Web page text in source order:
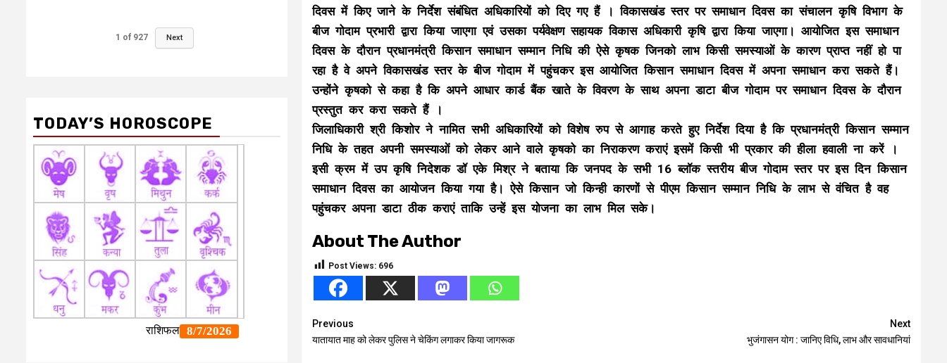
दिवस में किए जाने के निर्देश संबंधित अधिकारियों को दिए गए हैं । विकासखंड स्तर पर समाधान दिवस का संचालन कृषि विभाग के
बीज गोदाम प्रभारी द्वारा किया जाएगा एवं उसका पर्यवेक्षण सहायक विकास अधिकारी कृषि द्वारा किया जाएगा। आयोजित इस समाधान
दिवस के दौरान प्रधानमंत्री किसान समाधान सम्मान निधि की ऐसे कृषक जिनको लाभ किसी समस्याओं के कारण प्राप्त नहीं हो पा
रहा है वे अपने विकासखंड स्तर के बीज गोदाम में पहुंचकर इस आयोजित किसान समाधान दिवस में अपना समाधान करा सकते हैं।
उन्होंने कृषको से कहा है कि अपने आधार कार्ड बैंक खाते के विवरण के साथ अपना डाटा बीज गोदाम पर समाधान दिवस के दौरान
प्रस्तुत कर करा सकते हैं ।
जिलाधिकारी श्री किशोर ने नामित सभी अधिकारियों को विशेष रुप से आगाह करते हुए निर्देश दिया है कि प्रधानमंत्री किसान सम्मान
निधि के तहत अपनी समस्याओं को लेकर आने वाले कृषको का निराकरण कराएं इसमें किसी भी प्रकार की हीला हवाली ना करें ।
इसी क्रम में उप कृषि निदेशक डॉ एके मिश्र ने बताया कि जनपद के सभी 16 ब्लॉक स्तरीय बीज गोदाम स्तर पर इस दिन किसान
समाधान दिवस का आयोजन किया गया है। ऐसे किसान जो किन्ही कारणों से पीएम किसान सम्मान निधि के लाभ से वंचित है वह
पहुंचकर अपना डाटा ठीक कराएं ताकि उन्हें इस योजना का लाभ मिल सके।
About The Author
Post Views: 696
Continue
Reading
Previous
यातायात माह को लेकर पुलिस ने चेकिंग लगाकर किया जागरूक
Next
भुजंगासन योग : जानिए विधि, लाभ और सावधानियां
1 of 927 Next
TODAY’S HOROSCOPE